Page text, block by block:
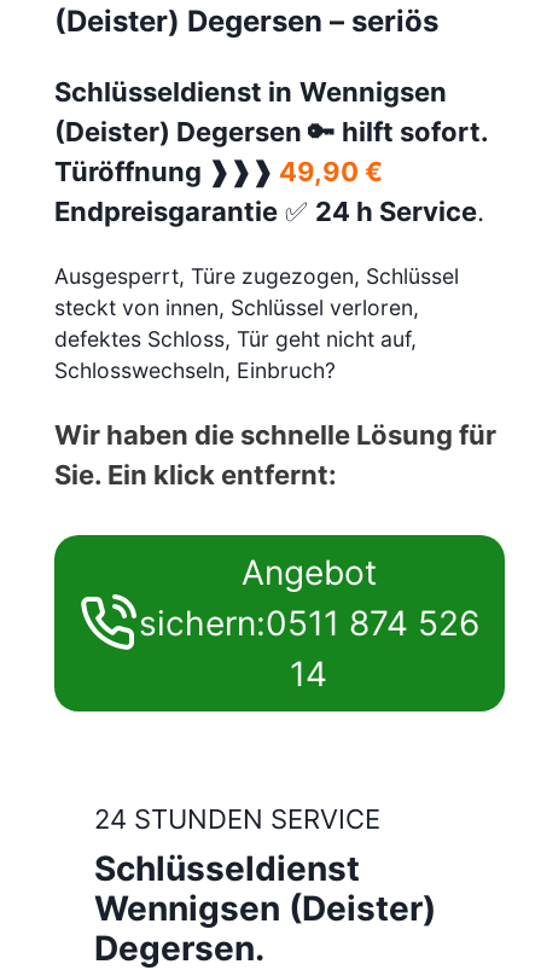
(Deister) Degersen – seriös
Schlüsseldienst in Wennigsen
(Deister) Degersen 🔑 hilft sofort.
Türöffnung ❱❱❱ 49,90 €
Endpreisgarantie ✅ 24 h Service.
Ausgesperrt, Türe zugezogen, Schlüssel
steckt von innen, Schlüssel verloren,
defektes Schloss, Tür geht nicht auf,
Schlosswechseln, Einbruch?
Wir haben die schnelle Lösung für
Sie. Ein klick entfernt:
Angebot
sichern:0511 874 526
14
24 STUNDEN SERVICE
Schlüsseldienst
Wennigsen (Deister)
Degersen.